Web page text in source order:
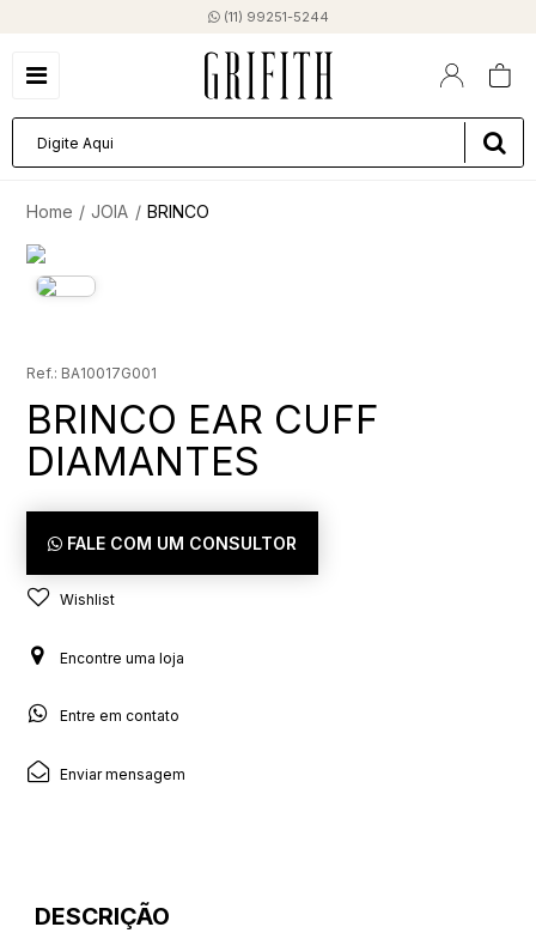
(11) 99251-5244
JOIA BRINCO
BA10017G001
BRINCO EAR CUFF
DIAMANTES
FALE COM UM CONSULTOR
Wishlist
Encontre uma loja
Entre em contato
Enviar mensagem
DESCRIÇÃO